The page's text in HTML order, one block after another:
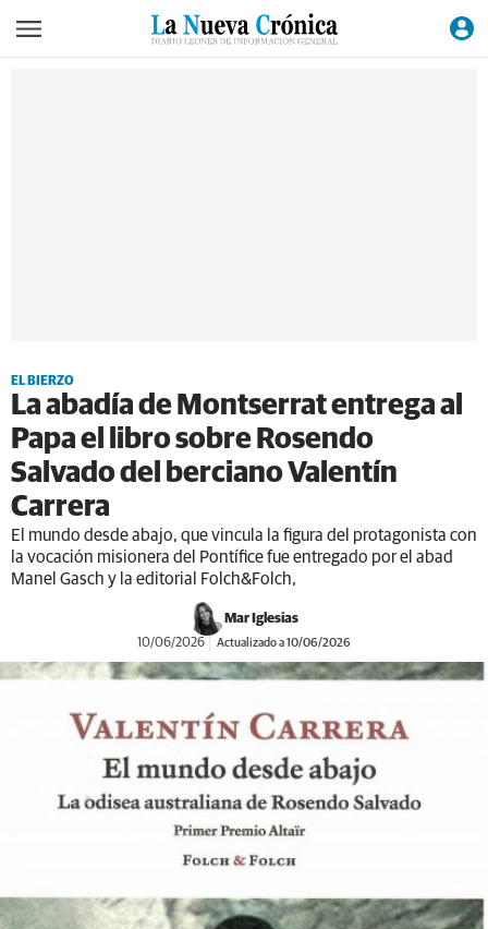
EL BIERZO
La abadía de Montserrat entrega al
Papa el libro sobre Rosendo
Salvado del berciano Valentín
Carrera
El mundo desde abajo, que vincula la figura del protagonista con
la vocación misionera del Pontífice fue entregado por el abad
Manel Gasch y la editorial Folch&Folch,
Mar Iglesias
10/06/2026 Actualizado a 10/06/2026